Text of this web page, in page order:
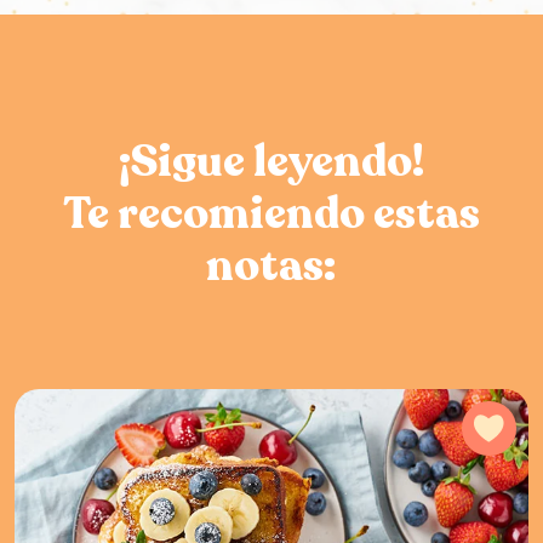
¡Sigue leyendo!
Te recomiendo estas
notas: